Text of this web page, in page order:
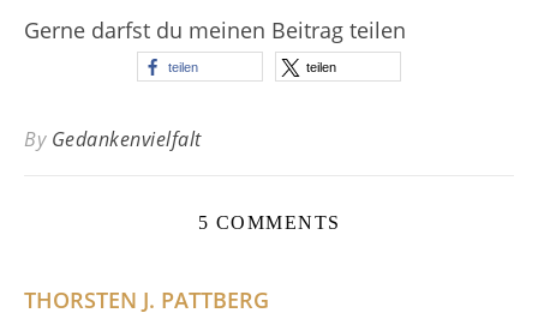
Gerne darfst du meinen Beitrag teilen
teilen teilen
By Gedankenvielfalt
5 COMMENTS
THORSTEN J. PATTBERG